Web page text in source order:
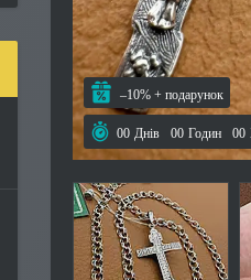
–10%
00 Днів 00 Годин 00